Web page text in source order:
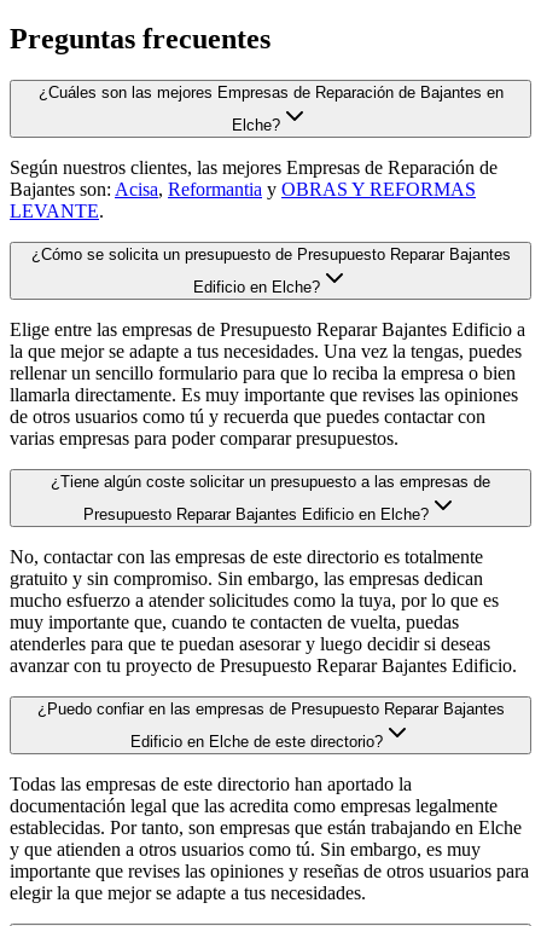
Preguntas frecuentes
¿Cuáles son las mejores Empresas de Reparación de Bajantes en
Elche?
Según nuestros clientes, las mejores Empresas de Reparación de
Bajantes son: Acisa, Reformantia y OBRAS Y REFORMAS
LEVANTE.
¿Cómo se solicita un presupuesto de Presupuesto Reparar Bajantes
Edificio en Elche?
Elige entre las empresas de Presupuesto Reparar Bajantes Edificio a
la que mejor se adapte a tus necesidades. Una vez la tengas, puedes
rellenar un sencillo formulario para que lo reciba la empresa o bien
llamarla directamente. Es muy importante que revises las opiniones
de otros usuarios como tú y recuerda que puedes contactar con
varias empresas para poder comparar presupuestos.
¿Tiene algún coste solicitar un presupuesto a las empresas de
Presupuesto Reparar Bajantes Edificio en Elche?
No, contactar con las empresas de este directorio es totalmente
gratuito y sin compromiso. Sin embargo, las empresas dedican
mucho esfuerzo a atender solicitudes como la tuya, por lo que es
muy importante que, cuando te contacten de vuelta, puedas
atenderles para que te puedan asesorar y luego decidir si deseas
avanzar con tu proyecto de Presupuesto Reparar Bajantes Edificio.
¿Puedo confiar en las empresas de Presupuesto Reparar Bajantes
Edificio en Elche de este directorio?
Todas las empresas de este directorio han aportado la
documentación legal que las acredita como empresas legalmente
establecidas. Por tanto, son empresas que están trabajando en Elche
y que atienden a otros usuarios como tú. Sin embargo, es muy
importante que revises las opiniones y reseñas de otros usuarios para
elegir la que mejor se adapte a tus necesidades.